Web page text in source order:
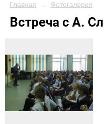
Главная → Фотогалерея
Встреча с А.